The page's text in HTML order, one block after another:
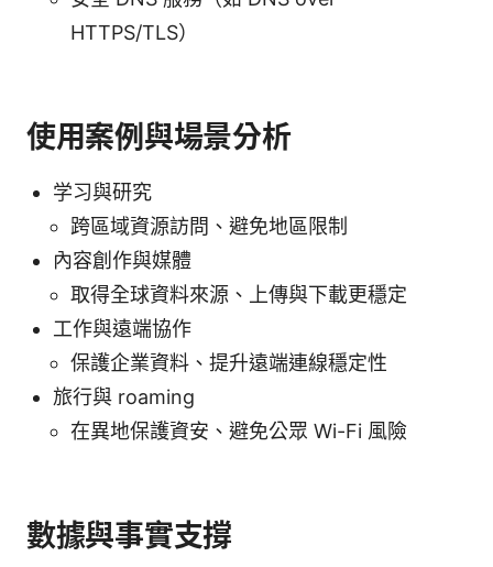
HTTPS/TLS）
使用案例與場景分析
学习與研究
跨區域資源訪問、避免地區限制
內容創作與媒體
取得全球資料來源、上傳與下載更穩定
工作與遠端協作
保護企業資料、提升遠端連線穩定性
旅行與 roaming
在異地保護資安、避免公眾 Wi-Fi 風險
數據與事實支撐